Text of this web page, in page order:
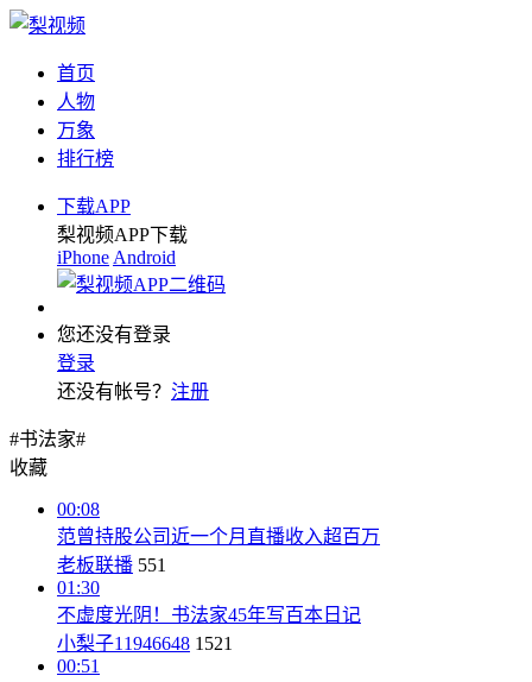
首页
人物
万象
排行榜
下载APP
梨视频APP下载
iPhone Android
您还没有登录
登录
还没有帐号？ 注册
#书法家#
收藏
00:08
范曾持股公司近一个月直播收入超百万
老板联播 551
01:30
不虚度光阴！书法家45年写百本日记
小梨子11946648 1521
00:51